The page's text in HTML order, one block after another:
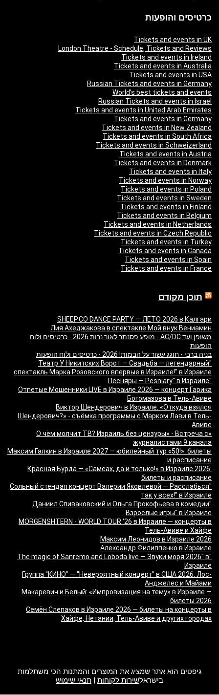
כרטיסים והופעות
Tickets and events in UK
London Theatre - Schedule, Tickets and Reviews
Tickets and events in Ireland
Tickets and events in Australia
Tickets and events in USA
Russian Tickets and events in Germany
World’s best tickets and events
Russian Tickets and events in Israel
Tickets and events in United Arab Emirates
Tickets and events in Germany
Tickets and events in New Zealand
Tickets and events in South Africa
Tickets and events in Schweizerland
Tickets and events in Austria
Tickets and events in Denmark
Tickets and events in Italy
Tickets and events in Norway
Tickets and events in Poland
Tickets and events in Sweden
Tickets and events in Finland
Tickets and events in Belgium
Tickets and events in Netherlands
Tickets and events in Czech Republic
Tickets and events in Turkey
Tickets and events in Canada
Tickets and events in Spain
Tickets and events in France
תוכן מקודם
SHEEP.CO DANCE PARTY — ЛЕТО 2026 в Калгари
Лия Ахеджакова в спектакле Мой внук Вениамин
משופן ועד AC/DC - מופע פסנתר לאור נרות 2026 - כרטיסים ולוח
הופעות
בניה ברבי - חוגג עשור על הבמות! 2026 - כרטיסים ולוח הופעות
"Театр У Никитских Ворот — Свадьба — легендарный
спектакль Марка Розовского впервые в Израиле!" в Израиле
"Песняры — Pesniary" в Израиле
Отпетые Мошенники LIVE в Израиле 2026 — концерт Гарика
Богомазова в Тель-Авиве
Виктор Шендерович в Израиле: «Откуда взялся
Шендерович?» - съёмка программы с Марком Лави в Тель-
Авиве
«О чём молчит ТВ? Израиль без цензуры» - Встреча с
журналистами 9 канала
Максим Галкин в Израиле 2027 — юбилейный тур «50!»: билеты
и расписание
Красная Бурда — «Самеах, да и только!» в Израиле 2026:
билеты и расписание
"Сольный стендап концерт Валерии Яковлевой — Расслабься
так у всех!" в Израиле
"Даниил Спиваковский и Ольга Прокофьева в комедии
Взрослые игры" в Израиле
MORGENSHTERN - WORLD TOUR '26 в Израиле — концерты в
Тель-Авиве и Хайфе
Максим Леонидов в Израиле 2026
Александр Филиппенко в Израиле
"The magic of Sanremo and Loboda live — Звуки моря 2026" в
Израиле
Группа "КИНО" — "Невероятный концерт" в США 2026: Лос-
Анджелес и Майами
Макаревич и Белый: «Импровизация на тему» в Израиле —
билеты 2026
Семён Слепаков в Израиле 2026 — билеты на концерты в
Хайфе, Нетании, Тель-Авиве и других городах
גיפטים הוא אתר שמציג את המוצרים והמתנות הכי משתלמות
בישראלשירות לקוחות | תנאי שימוש